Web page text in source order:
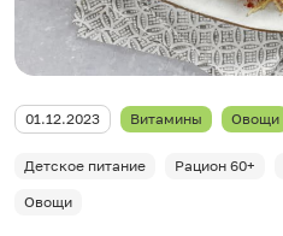
01.12.2023 Витамины Овощи
Детское питание Рацион 60+
Овощи